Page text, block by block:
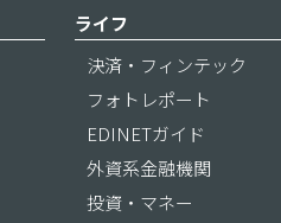
ライフ
決済・フィンテック
フォトレポート
EDINETガイド
外資系金融機関
投資・マネー